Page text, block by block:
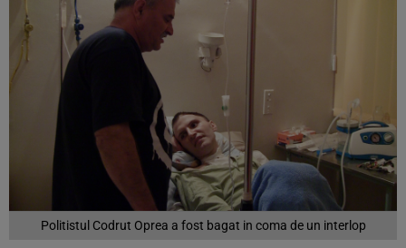
Politistul Codrut Oprea a fost bagat in coma de un interlop